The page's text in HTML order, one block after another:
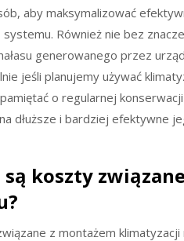
aby maksymalizować
systemu. Również nie bez
generowanego przez
jeśli planujemy używać
o regularnej
dłuższe i bardziej efektywne
są koszty
z montażem